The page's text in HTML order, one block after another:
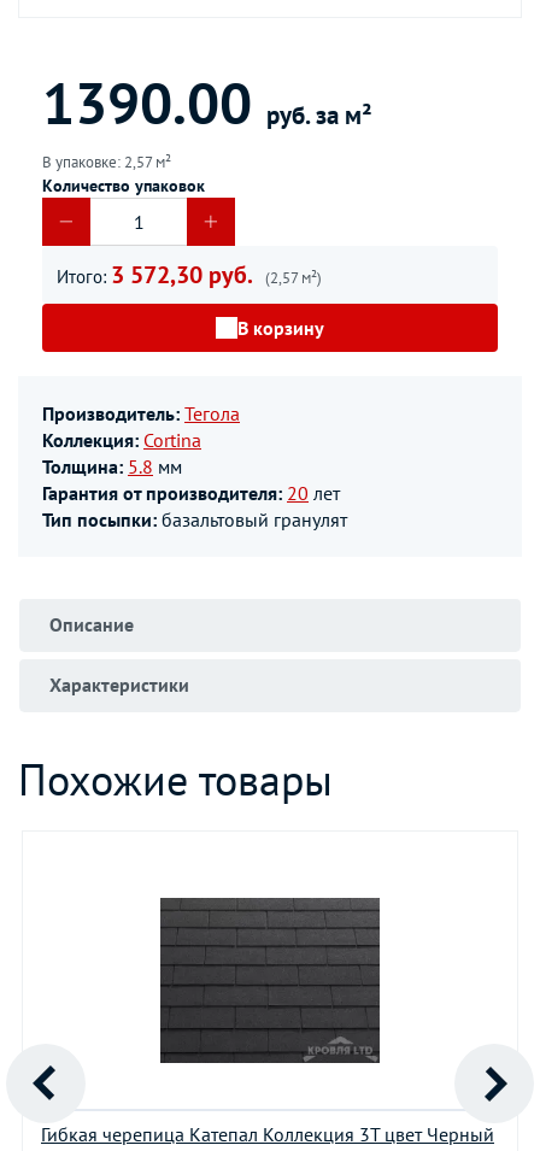
1390.00 руб. за м²
В упаковке: 2,57 м²
Количество упаковок
Итого: 3 572,30 руб. (2,57 м²)
В корзину
Производитель: Тегола
Коллекция: Cortina
Толщина: 5.8 мм
Гарантия от производителя: 20 лет
Тип посыпки: базальтовый гранулят
Описание
Характеристики
Похожие товары
Гибкая черепица Катепал Коллекция 3T цвет Черный